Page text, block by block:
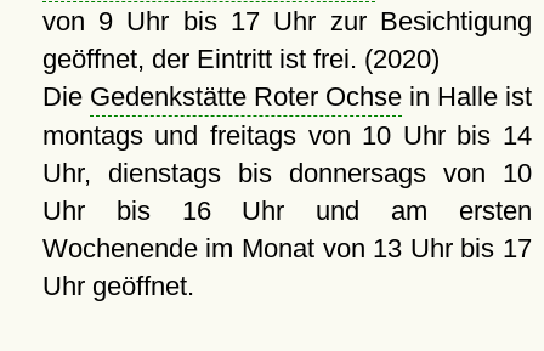
von 9 Uhr bis 17 Uhr zur Besichtigung
geöffnet, der Eintritt ist frei. (2020)
Die Gedenkstätte Roter Ochsein Halle ist
montags und freitags von 10 Uhr bis 14
Uhr, dienstags bis donnersags von 10
Uhr bis 16 Uhr und am ersten
Wochenende im Monat von 13 Uhr bis 17
Uhr geöffnet.